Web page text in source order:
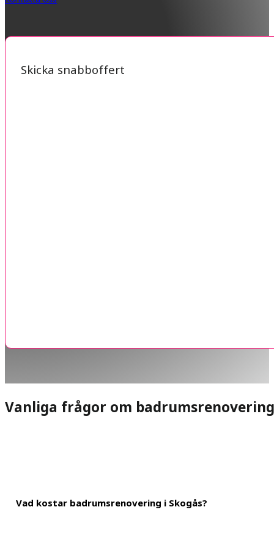
Skicka snabboffert
Vanliga frågor om badrumsrenovering
Vad kostar badrumsrenovering i Skogås?